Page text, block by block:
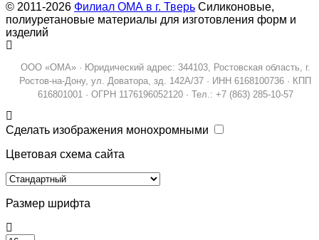
© 2011-2026 Филиал ОМА в г. Тверь Силиконовые,
полиуретановые материалы для изготовления форм и
изделий
ООО «ОМА» · Юридический адрес: 344103, Ростовская область, г.
Ростов-на-Дону, ул. Доватора, зд. 142А/37 · ИНН 6168100736 · КПП
616801001 · ОГРН 1176196052120 · Тел.: +7 (863) 285-10-57
Сделать изображения монохромными
Цветовая схема сайта
Размер шрифта